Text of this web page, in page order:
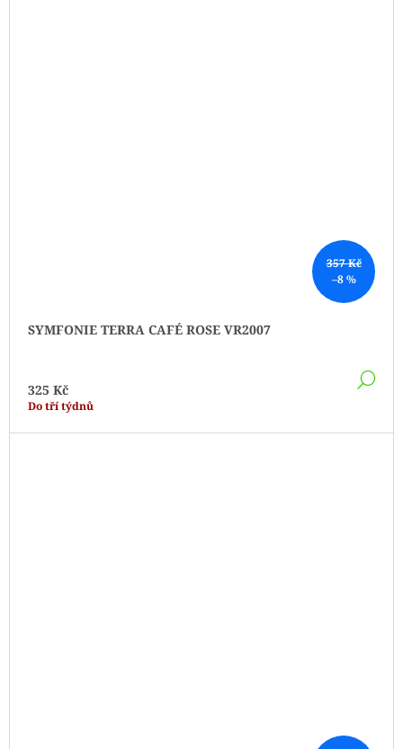
357 Kč
–8 %
SYMFONIE TERRA CAFÉ ROSE VR2007
325 Kč
Do tří týdnů